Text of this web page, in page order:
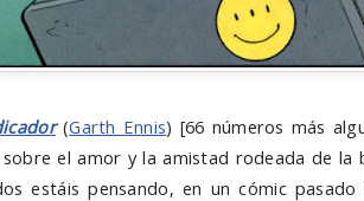
(Garth Ennis) [66 números más
el amor y la amistad rodeada de la
estáis pensando, en un cómic